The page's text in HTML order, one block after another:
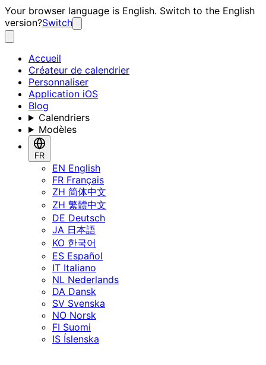
Your browser language is English. Switch to the English
version?Switch
Accueil
Créateur de calendrier
Personnaliser
Application iOS
Blog
Calendriers
Modèles
FR
EN English
FR Français
ZH 简体中文
ZH 繁體中文
DE Deutsch
JA 日本語
KO 한국어
ES Español
IT Italiano
NL Nederlands
DA Dansk
SV Svenska
NO Norsk
FI Suomi
IS Íslenska